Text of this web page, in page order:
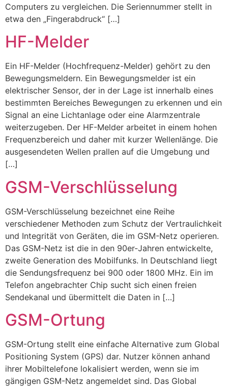
Computers zu vergleichen. Die Seriennummer stellt in
etwa den „Fingerabdruck“ […]
HF-Melder
Ein HF-Melder (Hochfrequenz-Melder) gehört zu den
Bewegungsmeldern. Ein Bewegungsmelder ist ein
elektrischer Sensor, der in der Lage ist innerhalb eines
bestimmten Bereiches Bewegungen zu erkennen und ein
Signal an eine Lichtanlage oder eine Alarmzentrale
weiterzugeben. Der HF-Melder arbeitet in einem hohen
Frequenzbereich und daher mit kurzer Wellenlänge. Die
ausgesendeten Wellen prallen auf die Umgebung und
[…]
GSM-Verschlüsselung
GSM-Verschlüsselung bezeichnet eine Reihe
verschiedener Methoden zum Schutz der Vertraulichkeit
und Integrität von Geräten, die im GSM-Netz operieren.
Das GSM-Netz ist die in den 90er-Jahren entwickelte,
zweite Generation des Mobilfunks. In Deutschland liegt
die Sendungsfrequenz bei 900 oder 1800 MHz. Ein im
Telefon angebrachter Chip sucht sich einen freien
Sendekanal und übermittelt die Daten in […]
GSM-Ortung
GSM-Ortung stellt eine einfache Alternative zum Global
Positioning System (GPS) dar. Nutzer können anhand
ihrer Mobiltelefone lokalisiert werden, wenn sie im
gängigen GSM-Netz angemeldet sind. Das Global